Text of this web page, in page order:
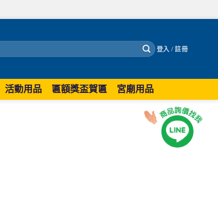
登入 / 註冊
活動用品 匾額獎盃賀匾 宮廟用品